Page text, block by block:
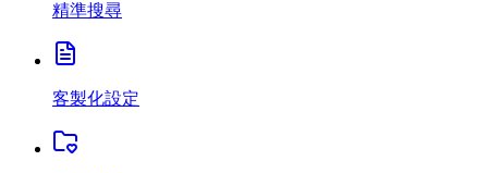
精準搜尋
客製化設定